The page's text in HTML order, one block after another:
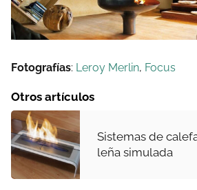
Fotografías: Leroy Merlin, Focus
Otros artículos
Sistemas de
leña simulada